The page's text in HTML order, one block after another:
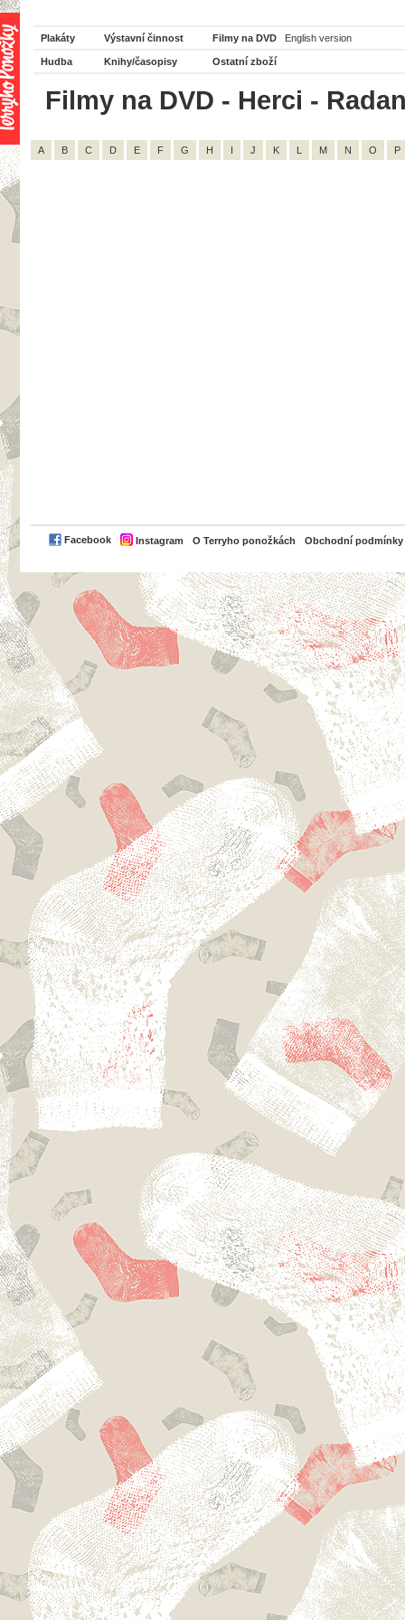
Plakáty Výstavní činnost Filmy na DVD English version
Hudba Knihy/časopisy Ostatní zboží
Filmy na DVD - Herci -
A B C D E F G H I J K L M N O P
Facebook Instagram O Terryho ponožkách Obchodní podmínky
PayPal